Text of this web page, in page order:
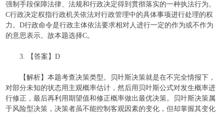
强制手段保障法律、法规和行政决定得到贯彻落实的一种执法行为。
C行政决定权指行政机关依法对行政管理中的具体事项进行处理的权
力。D行政命令是行政主体依法要求相对人进行一定的作为或不作为
的意思表示。故本题选择C。
3. 【答案】D
【解析】本题考查决策类型。贝叶斯决策就是在不完全情报下，
对部分未知的状态用主观概率估计，然后用贝叶斯公式对发生概率进
行修正，最后再利用期望值和修正概率做出最优决策。贝叶斯决策属
于风险型决策，决策者虽不能控制客观因素的变化，但却掌握其变化